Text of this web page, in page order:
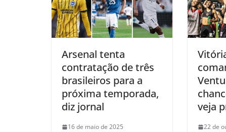
Arsenal tenta
contratação de três
brasileiros para a
próxima temporada,
diz jornal
16 de maio de 2025
veja
22 de